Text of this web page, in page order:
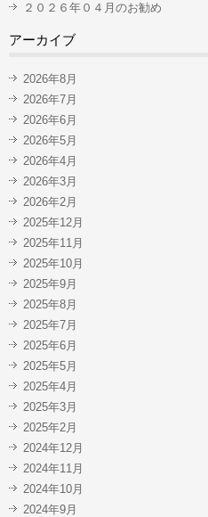
２０２６年０４月のお勧め
アーカイブ
2026年8月
2026年7月
2026年6月
2026年5月
2026年4月
2026年3月
2026年2月
2025年12月
2025年11月
2025年10月
2025年9月
2025年8月
2025年7月
2025年6月
2025年5月
2025年4月
2025年3月
2025年2月
2024年12月
2024年11月
2024年10月
2024年9月